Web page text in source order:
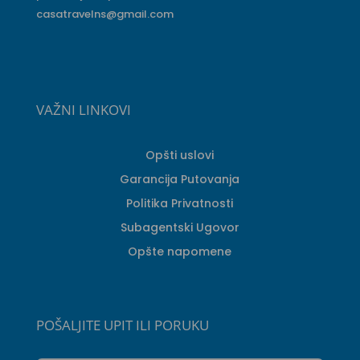
casatravelns@gmail.com
VAŽNI LINKOVI
Opšti uslovi
Garancija Putovanja
Politika Privatnosti
Subagentski Ugovor
Opšte napomene
POŠALJITE UPIT ILI PORUKU